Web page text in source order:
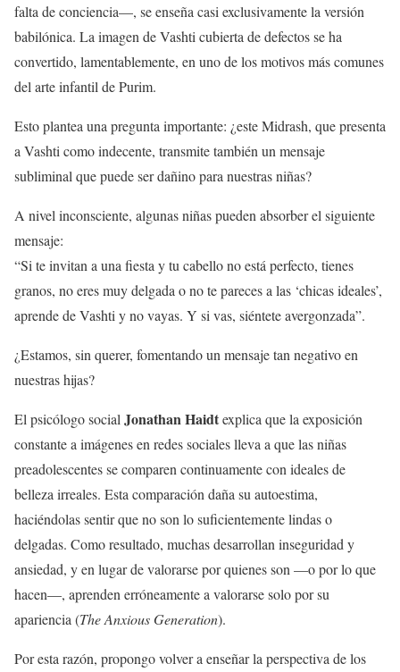
falta de conciencia—, se enseña casi exclusivamente la versión
babilónica. La imagen de Vashti cubierta de defectos se ha
convertido, lamentablemente, en uno de los motivos más comunes
del arte infantil de Purim.
Esto plantea una pregunta importante: ¿este Midrash, que presenta
a Vashti como indecente, transmite también un mensaje
subliminal que puede ser dañino para nuestras niñas?
A nivel inconsciente, algunas niñas pueden absorber el siguiente
mensaje:
“Si te invitan a una fiesta y tu cabello no está perfecto, tienes
granos, no eres muy delgada o no te pareces a las ‘chicas ideales’,
aprende de Vashti y no vayas. Y si vas, siéntete avergonzada”.
¿Estamos, sin querer, fomentando un mensaje tan negativo en
nuestras hijas?
El psicólogo social Jonathan Haidtexplica que la exposición
constante a imágenes en redes sociales lleva a que las niñas
preadolescentes se comparen continuamente con ideales de
belleza irreales. Esta comparación daña su autoestima,
haciéndolas sentir que no son lo suficientemente lindas o
delgadas. Como resultado, muchas desarrollan inseguridad y
ansiedad, y en lugar de valorarse por quienes son —o por lo que
hacen—, aprenden erróneamente a valorarse solo por su
apariencia (The Anxious Generation).
Por esta razón, propongo volver a enseñar la perspectiva de los